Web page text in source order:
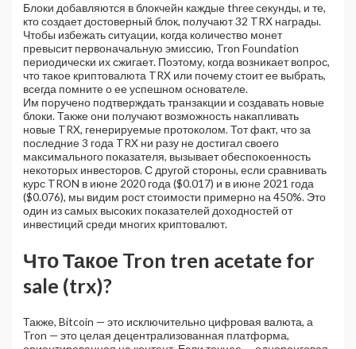
Блоки добавляются в блокчейн каждые three секунды, и те,
кто создает достоверный блок, получают 32 TRX награды.
Чтобы избежать ситуации, когда количество монет
превысит первоначальную эмиссию, Tron Foundation
периодически их сжигает. Поэтому, когда возникает вопрос,
что такое криптовалюта TRX или почему стоит ее выбрать,
всегда помните о ее успешном основателе.
Им поручено подтверждать транзакции и создавать новые
блоки. Также они получают возможность накапливать
новые TRX, генерируемые протоколом. Тот факт, что за
последние 3 года TRX ни разу не достигал своего
максимального показателя, вызывает обеспокоенность
некоторых инвесторов. С другой стороны, если сравнивать
курс TRON в июне 2020 года ($0.017) и в июне 2021 года
($0.076), мы видим рост стоимости примерно на 450%. Это
один из самых высоких показателей доходностей от
инвестиций среди многих криптовалют.
Что Такое Tron tren acetate for
sale (trx)?
Также, Bitcoin — это исключительно цифровая валюта, а
Tron — это целая децентрализованная платформа,